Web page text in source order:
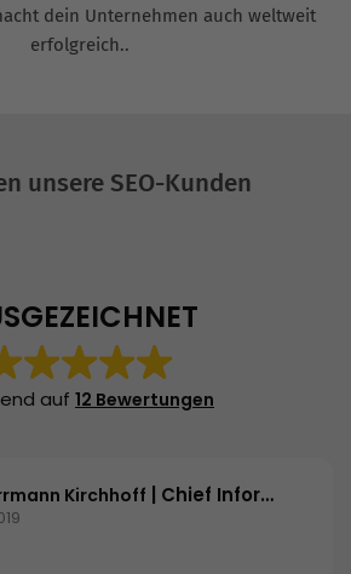
dein Unternehmen auch weltweit
erfolgreich..
unsere SEO-Kunden
auf 12 Bewertungen
Kirchhoff | Chief Information Officer | G+J Entertainment Media GmbH & Co. KG